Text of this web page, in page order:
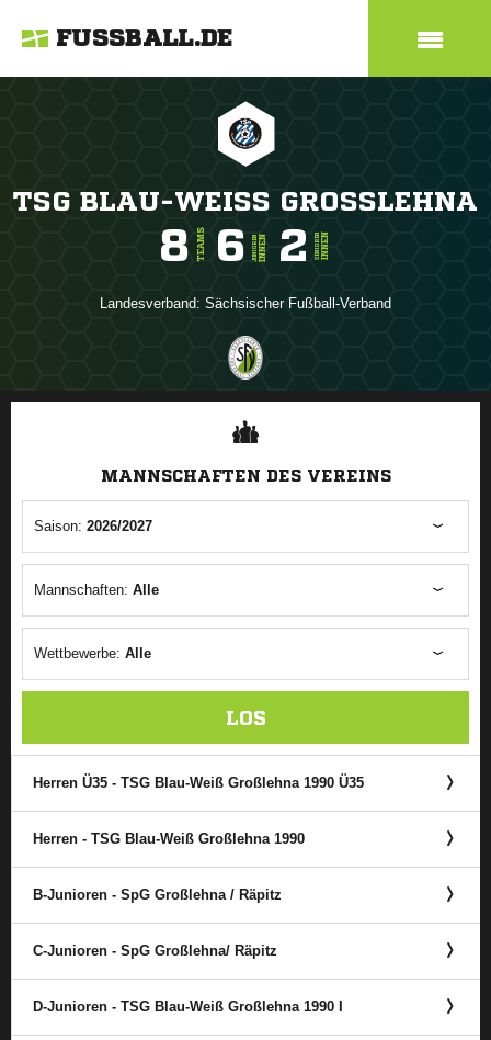
FUSSBALL.DE
TSG BLAU-WEISS GROSSLEHNA
8 TEAMS 6 JUNIORENINNEN 2 SENIORENINNEN
Landesverband: Sächsischer Fußball-Verband
ANZEIGE
MANNSCHAFTEN DES VEREINS
Saison: 2026/2027
Mannschaften: Alle
Wettbewerbe: Alle
LOS
Herren Ü35 - TSG Blau-Weiß Großlehna 1990 Ü35
Herren - TSG Blau-Weiß Großlehna 1990
B-Junioren - SpG Großlehna /​ Räpitz
C-Junioren - SpG Großlehna/​ Räpitz
D-Junioren - TSG Blau-Weiß Großlehna 1990 I